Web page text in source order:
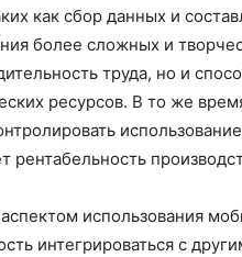
как сбор данных и
более сложных и
труда, но и
ресурсов. В то же
рентабельность
использования
интегрироваться с